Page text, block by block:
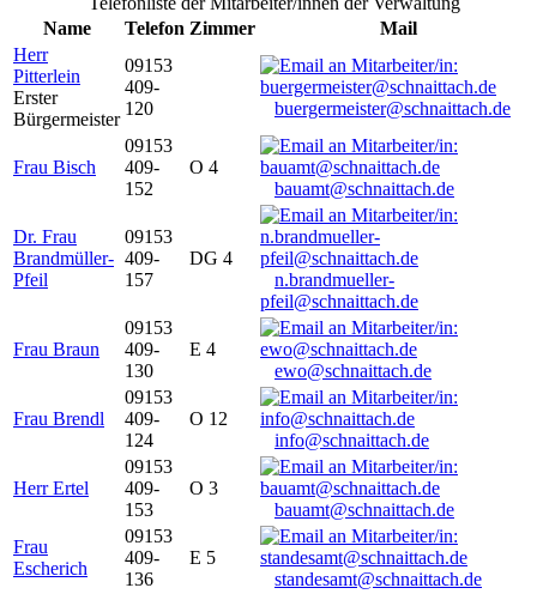
Name
Telefon Zimmer
Mail
Herr
Pitterlein
Erster
Bürgermeister
09153
409-
120
buergermeister@schnaittach.de
Frau Bisch
09153
409-
152
O 4
bauamt@schnaittach.de
Dr. Frau
Brandmüller-
Pfeil
09153
409-
157
DG 4
n.brandmueller-
pfeil@schnaittach.de
Frau Braun
09153
409-
130
E 4
ewo@schnaittach.de
Frau Brendl
09153
409-
124
O 12
info@schnaittach.de
Herr Ertel
09153
409-
153
O 3
bauamt@schnaittach.de
Frau
Escherich
09153
409-
136
E 5
standesamt@schnaittach.de